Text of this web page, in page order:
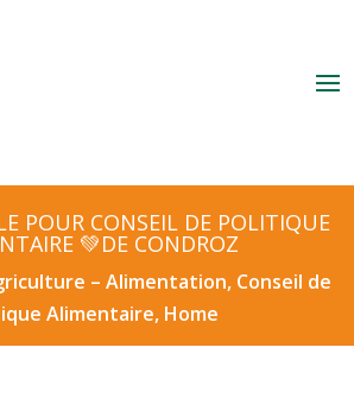
POUR CONSEIL DE POLITIQUE
💚DE CONDROZ
– Alimentation, Conseil de
Alimentaire, Home